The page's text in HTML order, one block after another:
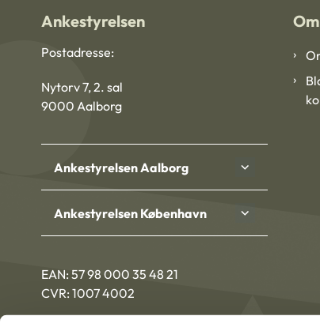
Ankestyrelsen
Postadresse:
Nytorv 7, 2. sal
9000 Aalborg
Ankestyrelsen Aalborg
Ankestyrelsen København
EAN: 57 98 000 35 48 21
CVR: 1007 4002